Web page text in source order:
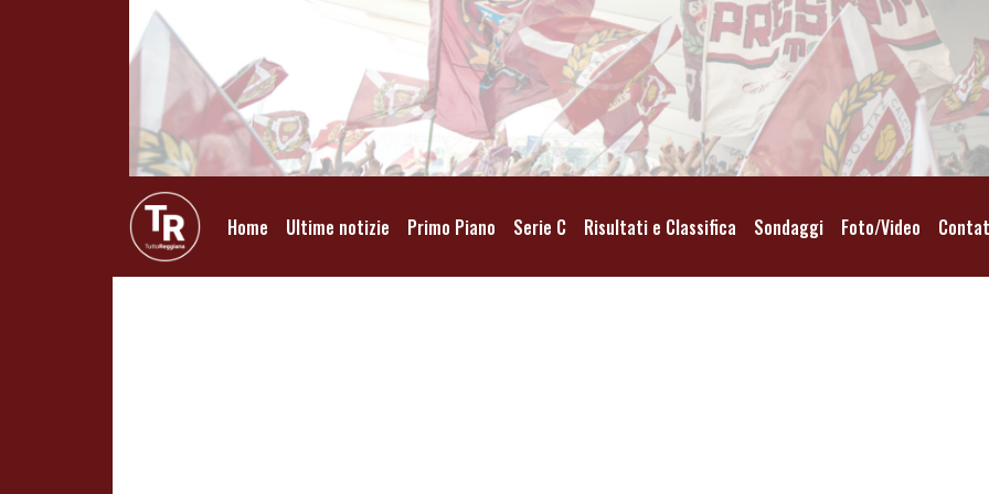
Home Ultime notizie Primo Piano Serie C Risultati e Classifica Sondaggi Foto/Video